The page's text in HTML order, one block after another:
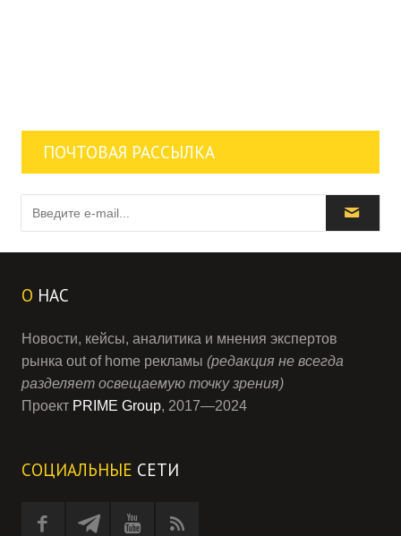
ПОЧТОВАЯ РАССЫЛКА
О НАС
Новости, кейсы, аналитика и мнения экспертов
рынка out of home рекламы (редакция не всегда
разделяет освещаемую точку зрения)
Проект PRIME Group, 2017—2024
СОЦИАЛЬНЫЕ СЕТИ